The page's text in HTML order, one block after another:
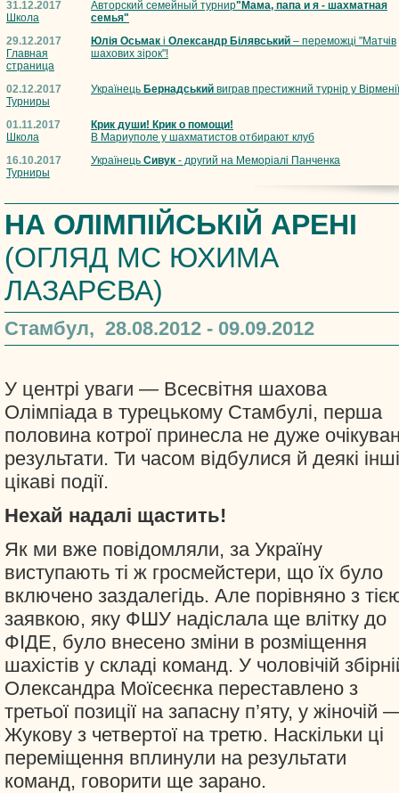
31.12.2017
Школа
Авторский семейный турнир"Мама, папа и я - шахматная
семья"
29.12.2017
Главная
страница
Юлія Осьмак і Олександр Білявський – переможці "Матчів
шахових зірок"!
02.12.2017
Турниры
Українець Бернадський виграв престижний турнір у Вірменії
01.11.2017
Школа
Крик души! Крик о помощи!
В Мариуполе у шахматистов отбирают клуб
16.10.2017
Турниры
Українець Сивук - другий на Меморіалі Панченка
НА ОЛІМПІЙСЬКІЙ АРЕНІ
(ОГЛЯД МС ЮХИМА
ЛАЗАРЄВА)
Стамбул, 28.08.2012 - 09.09.2012
У центрі уваги — Всесвітня шахова
Олімпіада в турецькому Стамбулі, перша
половина котрої принесла не дуже
результати. Ти часом відбулися й деякі інші
цікаві події.
Нехай надалі щастить!
Як ми вже повідомляли, за Україну
виступають ті ж гросмейстери, що їх було
включено заздалегідь. Але порівняно з
заявкою, яку ФШУ надіслала ще влітку до
ФІДЕ, було внесено зміни в розміщення
шахістів у складі команд. У чоловічій
Олександра Моїсеєнка переставлено з
третьої позиції на запасну п’яту, у жіночій
Жукову з четвертої на третю. Наскільки ці
переміщення вплинули на результати
команд, говорити ще зарано.